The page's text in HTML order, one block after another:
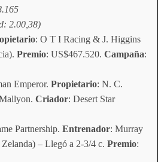
2.00,38)
: O T I Racing & J. Higgins
Premio: US$467.520. Campaña:
Emperor. Propietario: N. C.
Criador: Desert Star
Partnership. Entrenador: Murray
– Llegó a 2-3/4 c. Premio: